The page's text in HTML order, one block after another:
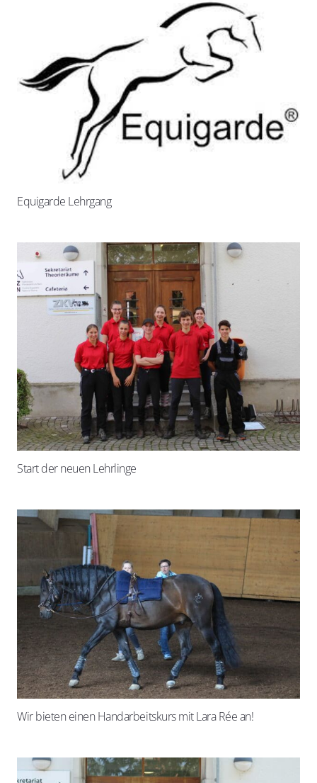
Equigarde Lehrgang
Start der neuen Lehrlinge
Wir bieten einen Handarbeitskurs mit Lara Rée an!